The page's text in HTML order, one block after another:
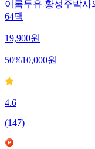
이롬두유 황성주박사
64팩
19,900원
50%10,000원
4.6
(147)